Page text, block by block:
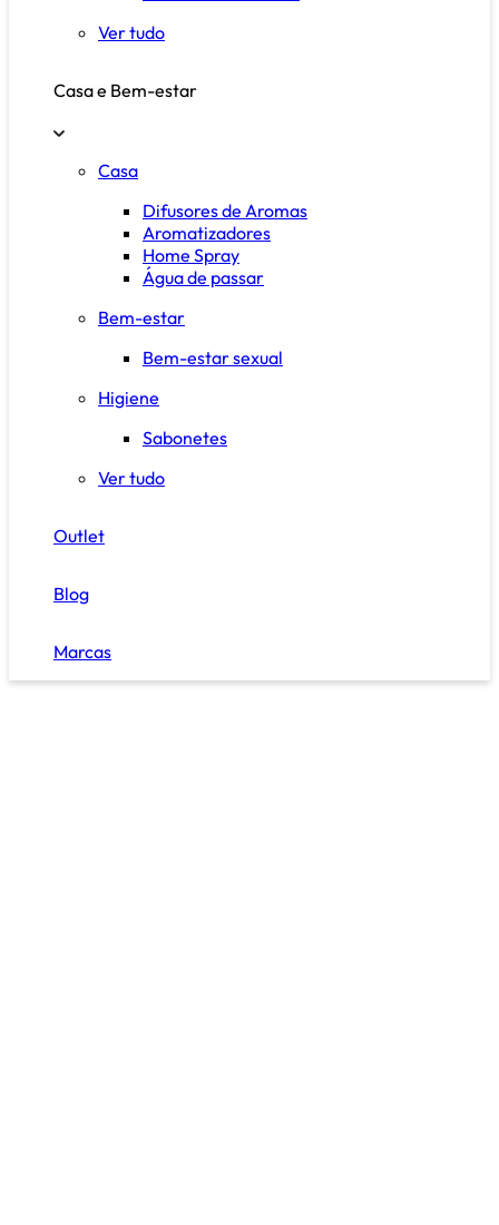
Ver tudo
Casa e Bem-estar
Casa
Difusores de Aromas
Aromatizadores
Home Spray
Água de passar
Bem-estar
Bem-estar sexual
Higiene
Sabonetes
Ver tudo
Outlet
Blog
Marcas